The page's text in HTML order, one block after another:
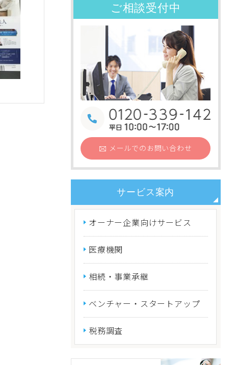
ご相談受付中
メールでの お問い合わせ
サービス案内
オーナー企業向けサービス
医療機関
相続・事業承継
ベンチャー・スタートアップ
税務調査